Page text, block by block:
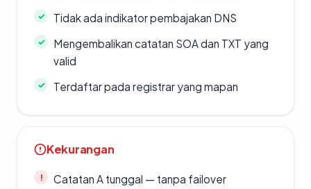
Tidak ada indikator pembajakan DNS
Mengembalikan catatan SOA dan TXT yang
valid
Terdaftar pada registrar yang mapan
Kekurangan
Catatan A tunggal — tanpa failover